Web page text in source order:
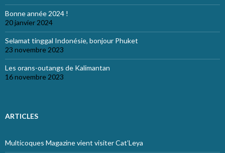
Bonne année 2024 !
20 janvier 2024
Selamat tinggal Indonésie, bonjour Phuket
23 novembre 2023
Les orans-outangs de Kalimantan
16 novembre 2023
ARTICLES
Multicoques Magazine vient visiter Cat’Leya